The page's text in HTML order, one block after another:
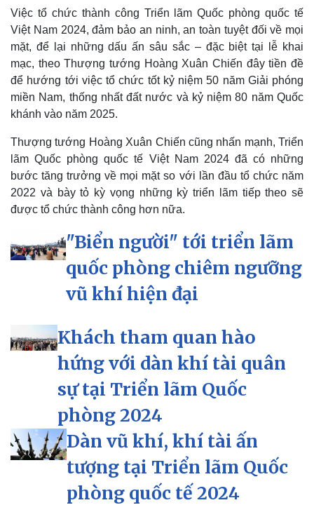
Doanh nghiệp
Thông tin doanh nghiệp
Doanh nghiệp 24h
Vì cộng đồng
Công nghệ
Sành điệu
Tin Công nghệ
Chuyển đổi số
Việc tổ chức thành công Triển lãm Quốc phòng quốc tế
Việt Nam 2024, đảm bảo an ninh, an toàn tuyệt đối về mọi
mặt, để lại những dấu ấn sâu sắc – đặc biệt tại lễ khai
mạc, theo Thượng tướng Hoàng Xuân Chiến đây tiền đề
để hướng tới việc tổ chức tốt kỷ niệm 50 năm Giải phóng
miền Nam, thống nhất đất nước và kỷ niệm 80 năm Quốc
khánh vào năm 2025.
Thượng tướng Hoàng Xuân Chiến cũng nhấn mạnh, Triển
lãm Quốc phòng quốc tế Việt Nam 2024 đã có những
bước tăng trưởng về mọi mặt so với lần đầu tổ chức năm
2022 và bày tỏ kỳ vọng những kỳ triển lãm tiếp theo sẽ
được tổ chức thành công hơn nữa.
"Biển người" tới triển lãm
quốc phòng chiêm ngưỡng
vũ khí hiện đại
Khách tham quan hào
hứng với dàn khí tài quân
sự tại Triển lãm Quốc
phòng 2024
Dàn vũ khí, khí tài ấn
tượng tại Triển lãm Quốc
phòng quốc tế 2024